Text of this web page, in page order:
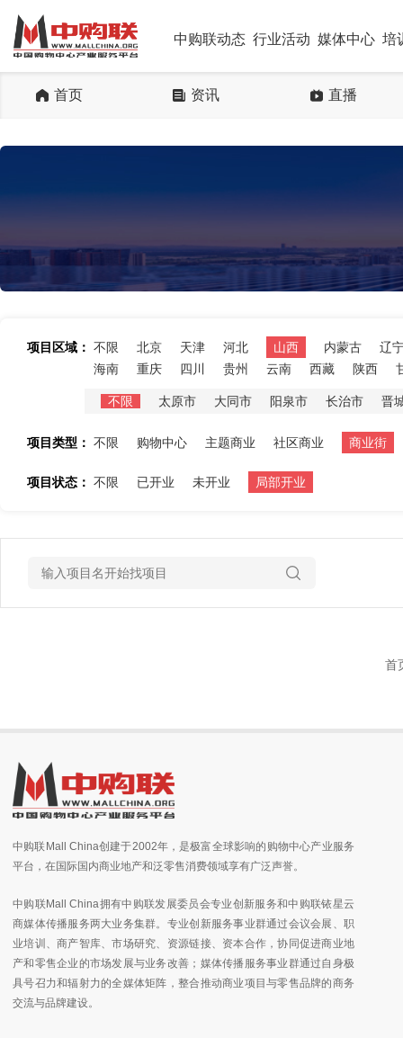
中购联动态 行业活动 媒体中心 培
首页 资讯 直播
项目区域： 不限 北京 天津 河北 山西 内蒙古
辽
海南
重庆 四川 贵州 云南 西藏 陕西
不限 太原市 大同市 阳泉市 长治市 晋
项目类型： 不限 购物中心 主题商业 社区商业 商业街
项目状态： 不限 已开业 未开业 局部开业
首
中购联Mall China创建于2002年，是极富全球影响的购物中心产业服务
平台，在国际国内商业地产和泛零售消费领域享有广泛声誉。
中购联Mall China拥有中购联发展委员会专业创新服务和中购联铱星云
商媒体传播服务两大业务集群。专业创新服务事业群通过会议会展、职
业培训、商产智库、市场研究、资源链接、资本合作，协同促进商业地
产和零售企业的市场发展与业务改善；媒体传播服务事业群通过自身极
具号召力和辐射力的全媒体矩阵，整合推动商业项目与零售品牌的商务
交流与品牌建设。